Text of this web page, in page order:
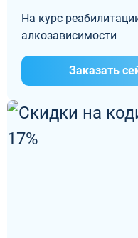
На курс
алкозависимости
Заказать